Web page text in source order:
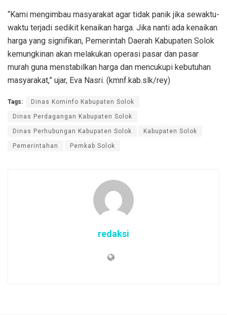
“Kami mengimbau masyarakat agar tidak panik jika sewaktu-
waktu terjadi sedikit kenaikan harga. Jika nanti ada kenaikan
harga yang signifikan, Pemerintah Daerah Kabupaten Solok
kemungkinan akan melakukan operasi pasar dan pasar
murah guna menstabilkan harga dan mencukupi kebutuhan
masyarakat,” ujar, Eva Nasri. (kmnf.kab.slk/rey)
Tags: Dinas Kominfo Kabupaten Solok
Dinas Perdagangan Kabupaten Solok
Dinas Perhubungan Kabupaten Solok Kabupaten Solok
Pemerintahan Pemkab Solok
redaksi